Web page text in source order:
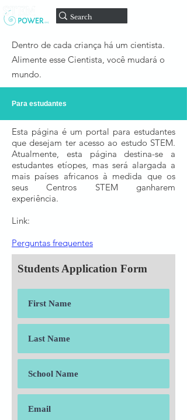
Dentro de cada criança há um cientista.
Alimente esse Cientista, você mudará o
mundo.
Para estudantes
Esta página é um portal para estudantes
que desejam ter acesso ao estudo STEM.
Atualmente, esta página destina-se a
estudantes etíopes, mas será alargada a
mais países africanos à medida que os
seus Centros STEM ganharem
experiência.
Link:
Perguntas frequentes
Students Application Form